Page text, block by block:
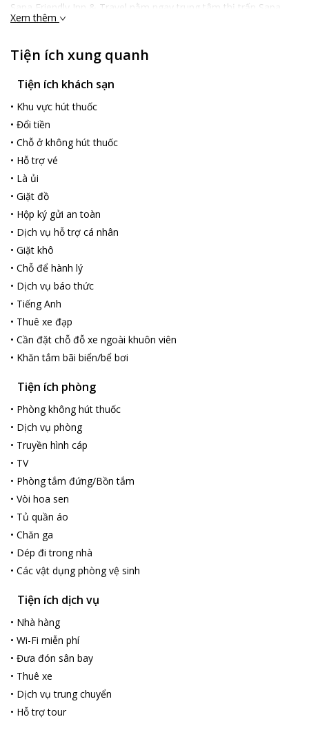
Sapa Friendly Inn & Travel nằm ngay trung tâm thị trấn Sapa,
cách nhà thờ, Sân Quần khoảng 3 phút đi bộ, rất thuận lợi để đi
cách quảng trường Sapa và nhà thờ đá chỉ 300 m.
Nổi bật
Sapa Friendly Inn & Travel là mô hình biệt thự nhà vườn, không
gian thoáng đãng, yên tĩnh,hệ thống phòng mới, đẹp, view
thoáng, yên tĩnh, có sân vườn và đặc biệt luôn mang lại cho du
khách sự thoải mái, ấm áp như ở chính ngôi nhà của mình, cùng
với các trang thiết bị hiện đại nhất, hứa hẹn sẽ mang đến cho du
khách những ngày nghỉ tuyệt vời nhất khi đến với Sapa.
Đến với Sapa Friendly Inn & Travel, du khách sẽ được thưởng
thức các món ăn hấp dẫn tại nhà hàng sang trọng, khách sạn có
internet tốc độ cao và chỗ đậu xe miễn phí. Với đội ngũ nhân
viên được đào tạo chuyên nghiệp, nhiệt tình, chu đáo, đặc biệt
có kinh nghiệm hơn 10 năm trong nghề sẽ hỗ trợ du khách hết
mình.
Xem thêm
Tiện ích xung quanh
Tiện ích khách sạn
• Khu vực hút thuốc
• Đổi tiền
• Chỗ ở không hút thuốc
• Hỗ trợ vé
• Là ủi
• Giặt đồ
• Hộp ký gửi an toàn
• Dịch vụ hỗ trợ cá nhân
• Giặt khô
• Chỗ để hành lý
• Dịch vụ báo thức
• Tiếng Anh
• Thuê xe đạp
• Cần đặt chỗ đỗ xe ngoài khuôn viên
• Khăn tắm bãi biển/bể bơi
Tiện ích phòng
• Phòng không hút thuốc
• Dịch vụ phòng
• Truyền hình cáp
• TV
• Phòng tắm đứng/Bồn tắm
• Vòi hoa sen
• Tủ quần áo
• Chăn ga
• Dép đi trong nhà
• Các vật dụng phòng vệ sinh
Tiện ích dịch vụ
• Nhà hàng
• Wi-Fi miễn phí
• Đưa đón sân bay
• Thuê xe
• Dịch vụ trung chuyển
• Hỗ trợ tour